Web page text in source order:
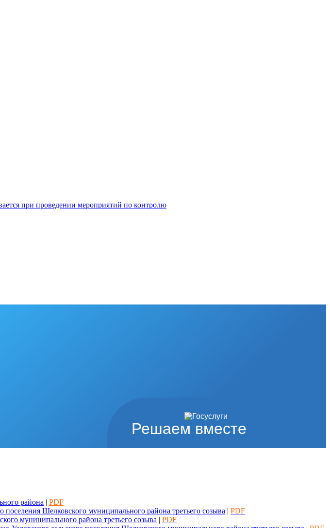
при проведении мероприятий по контролю
Решаем вместе
района | PDF
поселения Шелковского муниципального района третьего созыва | PDF
муниципального района третьего созыва | PDF